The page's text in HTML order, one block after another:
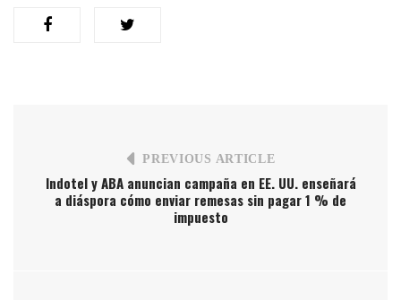
PREVIOUS ARTICLE
Indotel y ABA anuncian campaña en EE. UU. enseñará
a diáspora cómo enviar remesas sin pagar 1 % de
impuesto